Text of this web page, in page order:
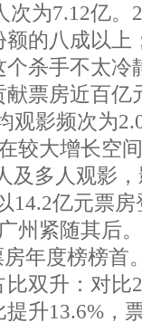
为7.12亿。
的八成以上
杀手不太冷
票房近百亿
影频次为
较大增长空
及多人观影
亿元票房
州紧随其后
房年度榜
双升：对比
升13.6%，